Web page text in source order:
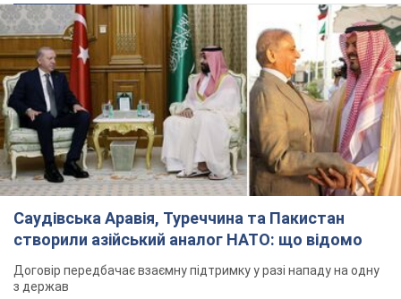
Саудівська Аравія, Туреччина та Пакистан
створили азійський аналог НАТО: що відомо
Договір передбачає взаємну підтримку у разі нападу на одну
з держав